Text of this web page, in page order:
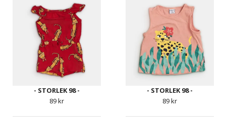
- STORLEK 98 -
89 kr
- STORLEK 98 -
89 kr